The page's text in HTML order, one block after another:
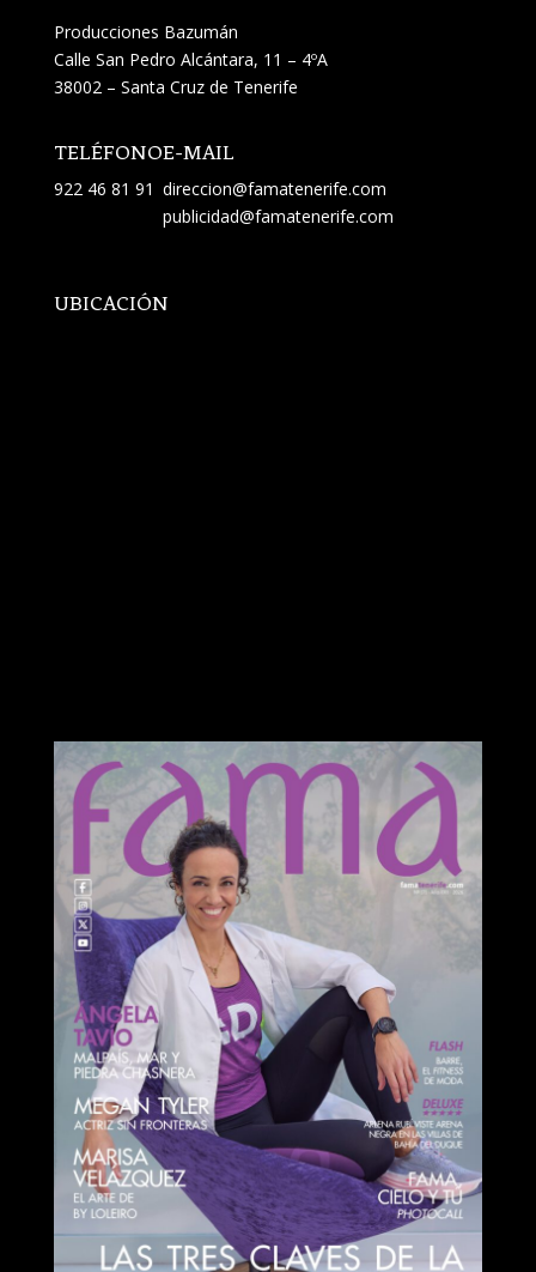
Producciones Bazumán
Calle San Pedro Alcántara, 11 – 4ºA
38002 – Santa Cruz de Tenerife
TELÉFONO
922 46 81 91
E-MAIL
direccion@famatenerife.com
publicidad@famatenerife.com
UBICACIÓN